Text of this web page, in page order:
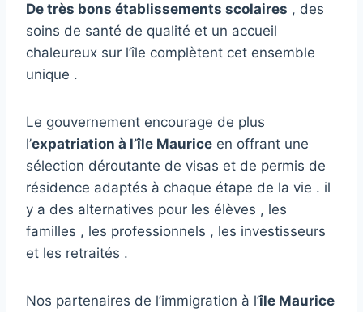
De très bons établissements scolaires , des
soins de santé de qualité et un accueil
chaleureux sur l’île complètent cet ensemble
unique .
Le gouvernement encourage de plus
l’expatriation à l’île Maurice en offrant une
sélection déroutante de visas et de permis de
résidence adaptés à chaque étape de la vie . il
y a des alternatives pour les élèves , les
familles , les professionnels , les investisseurs
et les retraités .
Nos partenaires de l’immigration à l’île Maurice